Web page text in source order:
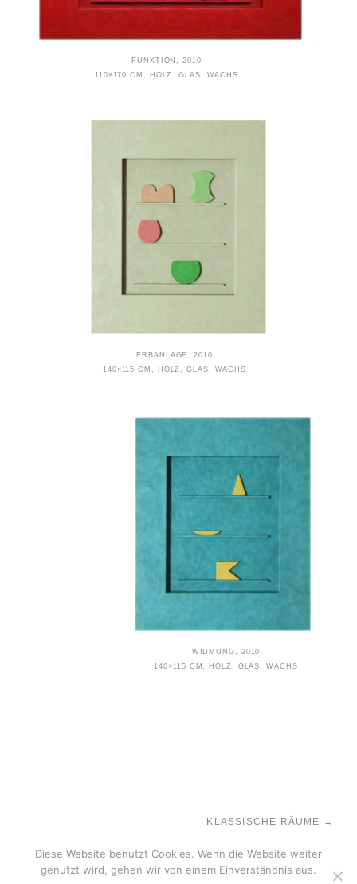
FUNKTION, 2010
110×170 CM, HOLZ, GLAS, WACHS
ERBANLAGE, 2010
140×115 CM, HOLZ, GLAS, WACHS
WIDMUNG, 2010
140×115 CM, HOLZ, GLAS, WACHS
KLASSISCHE RÄUME →
Diese Website benutzt Cookies. Wenn die Website weiter
genutzt wird, gehen wir von einem Einverständnis aus.